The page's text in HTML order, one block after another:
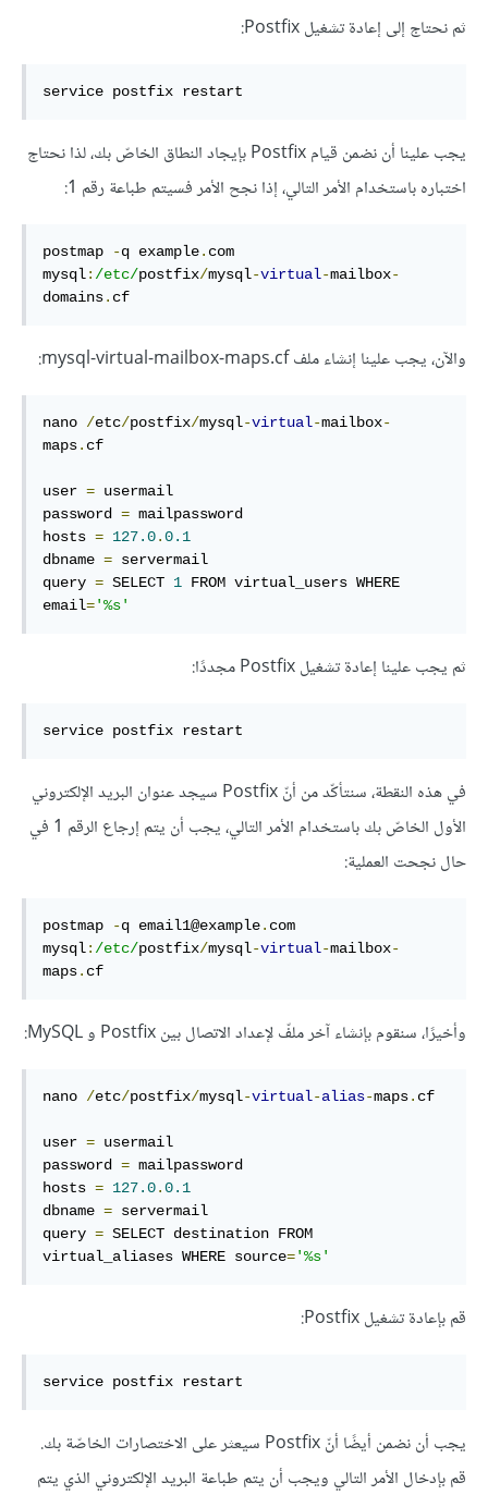
ثم نحتاج إلى إعادة تشغيل Postfix:
service postfix restart
يجب علينا أن نضمن قيام Postfix بإيجاد النطاق الخاصّ بك، لذا نحتاج
اختباره باستخدام الأمر التالي، إذا نجح الأمر فسيتم طباعة رقم 1:
postmap -q example. com
mysql: /etc/postfix/mysql-virtual-mailbox-
domains. cf
والآن، يجب علينا إنشاء ملف mysql-virtual-mailbox-maps.cf:
nano /etc/postfix/mysql-virtual-mailbox-
maps. cf
user = usermail
password = mailpassword
hosts = 127.0.0.1
dbname = servermail
query = SELECT 1 FROM virtual_users WHERE
email='%s'
ثم يجب علينا إعادة تشغيل Postfix مجددًا:
service postfix restart
في هذه النقطة، سنتأكّد من أنّ Postfix سيجد عنوان البريد الإلكتروني
الأول الخاصّ بك باستخدام الأمر التالي، يجب أن يتم إرجاع الرقم 1 في
حال نجحت العملية:
postmap -q email1@example. com
mysql: /etc/postfix/mysql-virtual-mailbox-
maps. cf
وأخيرًا، سنقوم بإنشاء آخر ملفّ لإعداد الاتصال بين Postfix و MySQL:
nano /etc/postfix/mysql-virtual-alias-maps. cf
user = usermail
password = mailpassword
hosts = 127.0.0.1
dbname = servermail
query = SELECT destination FROM
virtual_aliases WHERE source='%s'
قم بإعادة تشغيل Postfix:
service postfix restart
يجب أن نضمن أيضًا أنّ Postfix سيعثر على الاختصارات الخاصّة بك.
قم بإدخال الأمر التالي ويجب أن يتم طباعة البريد الإلكتروني الذي يتم